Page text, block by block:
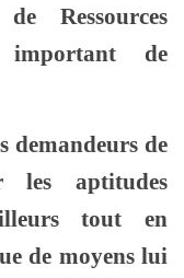
Ressources
de
demandeurs de
les aptitudes
tout en
de moyens lui